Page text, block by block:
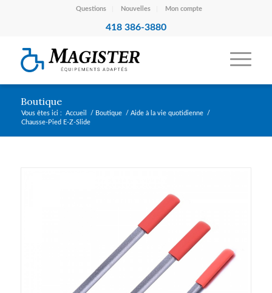
Questions Nouvelles Mon compte
418 386-3880
Boutique
Vous êtes ici : Accueil / Boutique / Aide à la vie quotidienne
/
Chausse-Pied E-Z-Slide